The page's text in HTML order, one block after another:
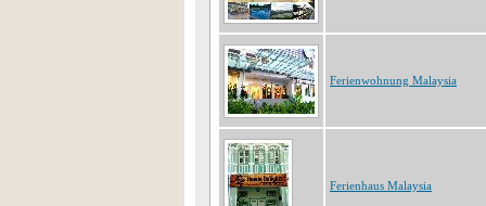
Ferienwohnung Malaysia
Ferienhaus Malaysia